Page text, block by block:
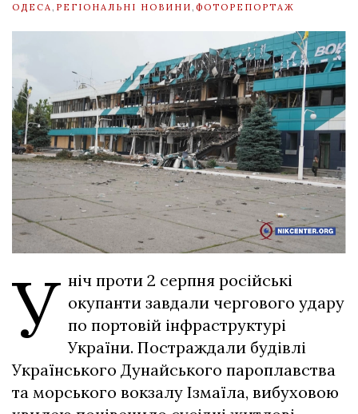
ОДЕСА
РЕГІОНАЛЬНІ НОВИНИ ФОТОРЕПОРТАЖ
У ніч проти 2 серпня російські
окупанти завдали чергового удару
по портовій інфраструктурі
України. Постраждали будівлі
Українського Дунайського пароплавства
та морського вокзалу Ізмаїла, вибуховою